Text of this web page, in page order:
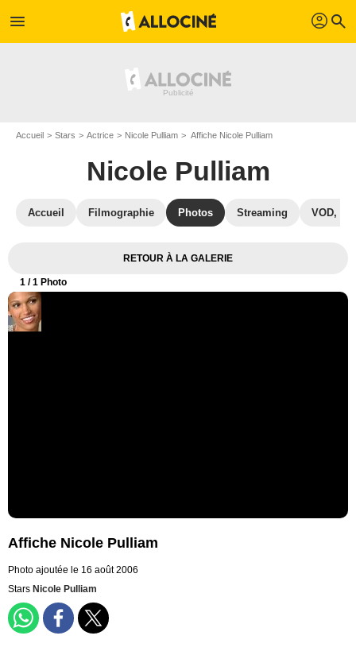
menu profil search
Accueil Stars Actrice Nicole Pulliam Affiche Nicole Pulliam
Nicole Pulliam
Accueil Filmographie Photos Streaming VOD,
RETOUR À LA GALERIE
1 / 1 Photo
Affiche Nicole Pulliam
Photo ajoutée le 16 août 2006
Stars Nicole Pulliam